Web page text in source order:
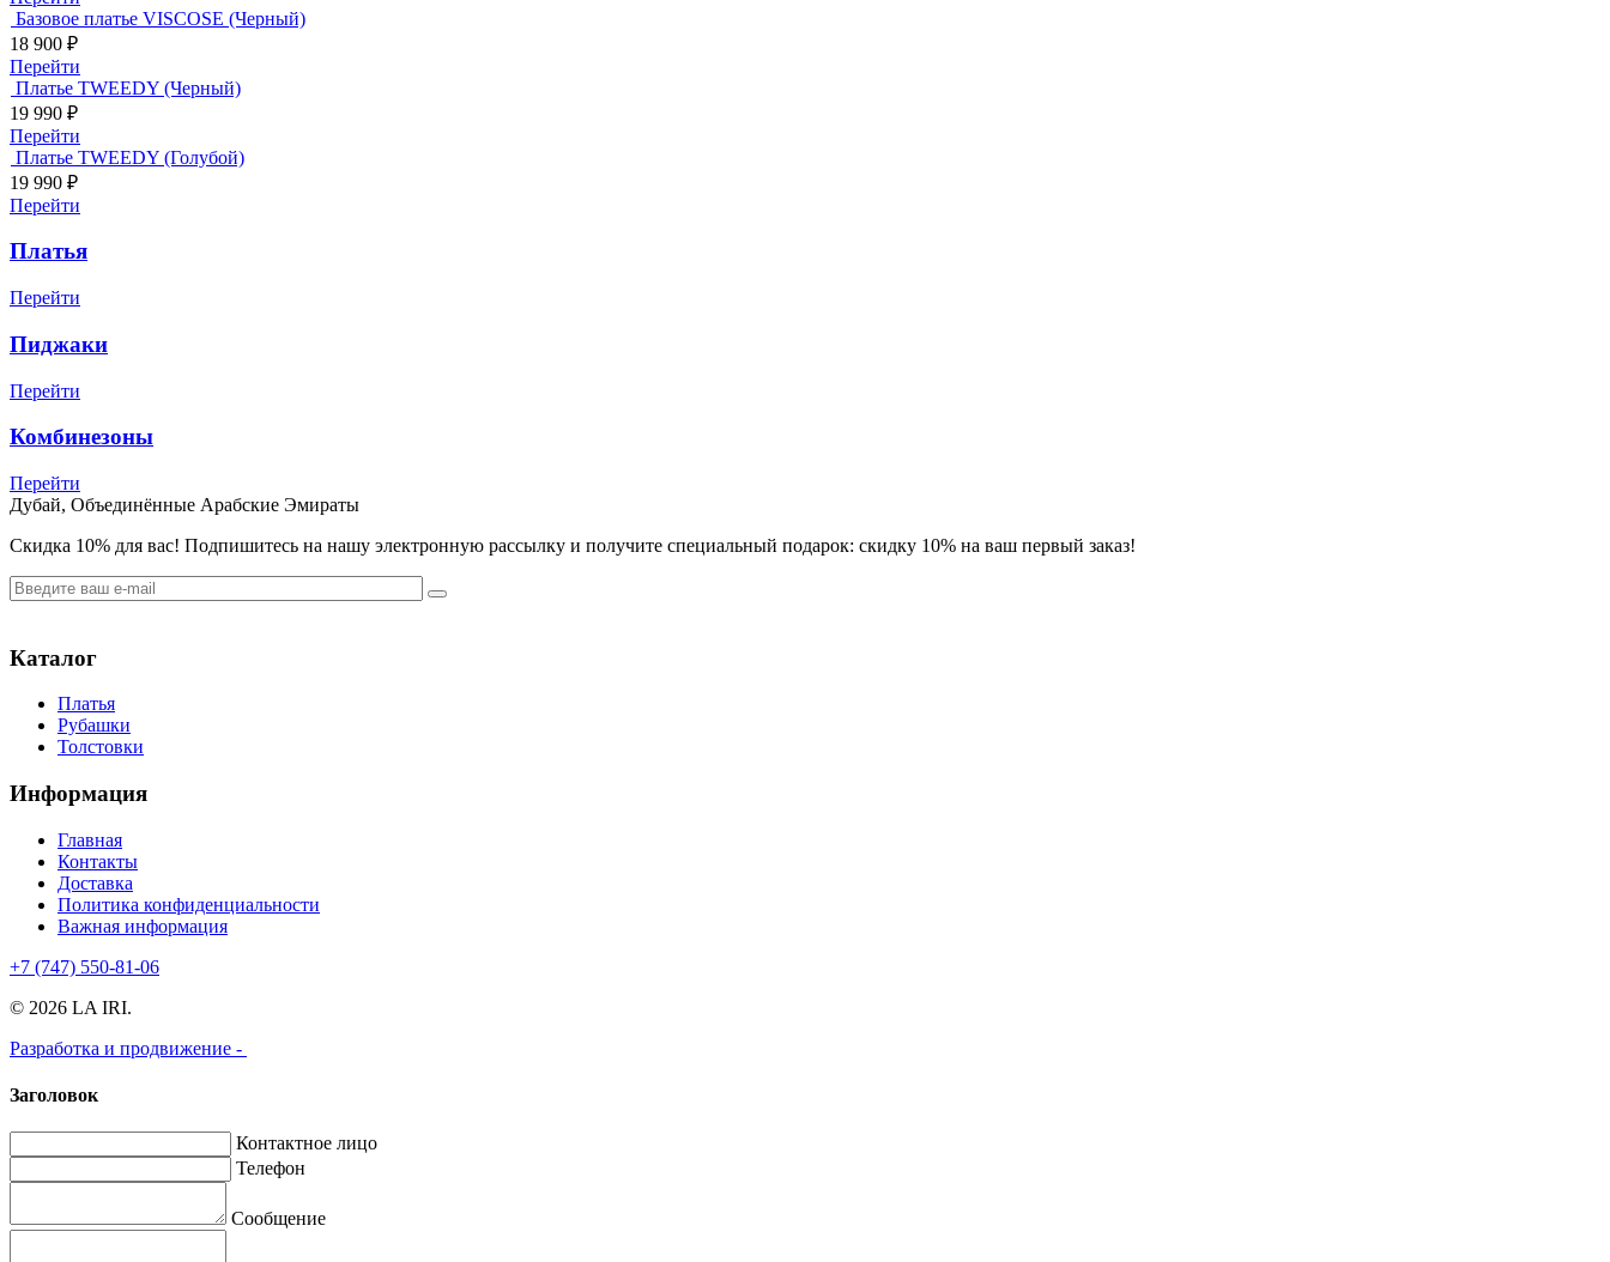
Базовое платье VISCOSE (Черный)
18 900 ₽
Перейти
Платье TWEEDY (Черный)
19 990 ₽
Перейти
Платье TWEEDY (Голубой)
19 990 ₽
Перейти
Платья
Перейти
Пиджаки
Перейти
Комбинезоны
Перейти
Дубай, Объединённые Арабские Эмираты
Cкидка 10% для вас! Подпишитесь на нашу электронную рассылку и получите специальный подарок: скидку 10% на ваш первый заказ!
Каталог
Платья
Рубашки
Толстовки
Информация
Главная
Контакты
Доставка
Политика конфиденциальности
Важная информация
+7 (747) 550-81-06
© 2026 LA IRI.
Разработка и продвижение -
Заголовок
Контактное лицо
Телефон
Сообщение